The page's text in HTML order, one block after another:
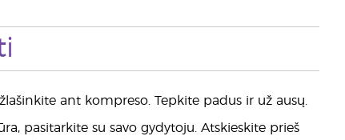
ant kompreso. Tepkite padus ir už ausų.
pasitarkite su savo gydytoju. Atskieskite prieš